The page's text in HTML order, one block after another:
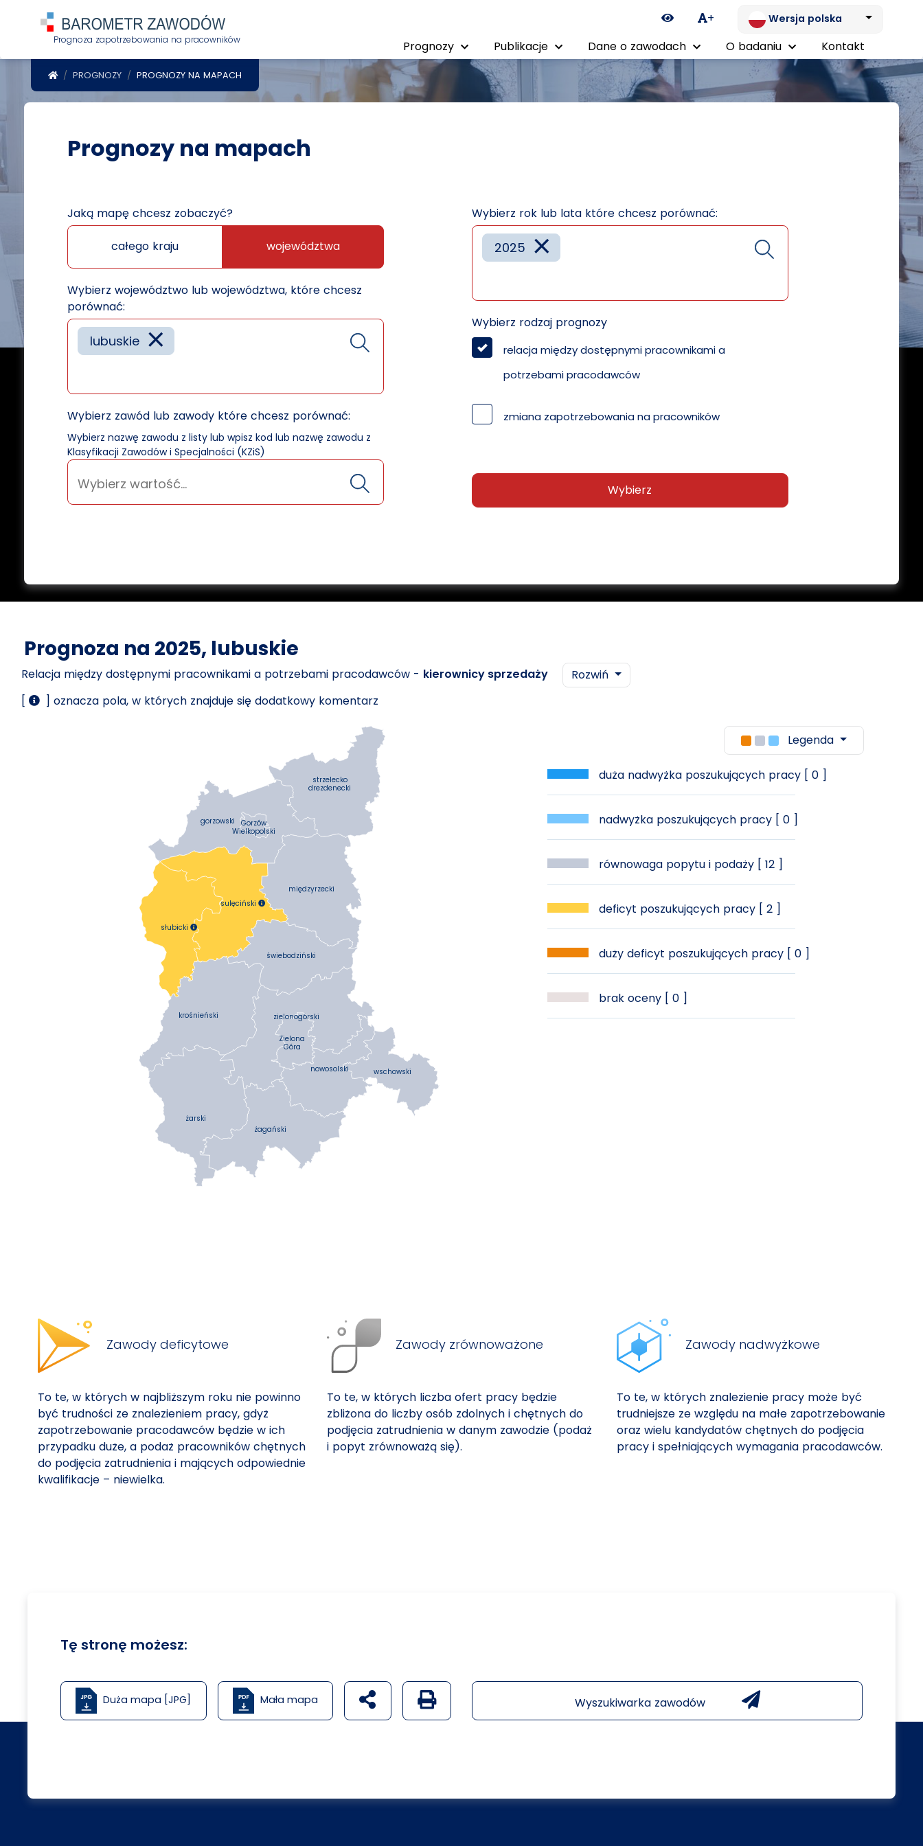
Prognoza zapotrzebowania na pracowników
Ikona zmiany kontrastu
+ Wersja polska
Prognozy Publikacje Dane o zawodach O badaniu Kontakt
POWRÓT DO STRONY GŁÓWNEJ
PROGNOZY PROGNOZY NA MAPACH
Prognozy na mapach
Jaką mapę chcesz zobaczyć?
całego kraju województwa
Wybierz województwo lub województwa, które chcesz
porównać:
×
lubuskie
Wybierz zawód lub zawody które chcesz porównać:
Wybierz nazwę zawodu z listy lub wpisz kod lub nazwę zawodu z
Klasyfikacji Zawodów i Specjalności (KZiS)
Wybierz rok lub lata które chcesz porównać:
×
2025
Wybierz rodzaj prognozy
relacja między dostępnymi pracownikami a
potrzebami pracodawców
zmiana zapotrzebowania na pracowników
Wybierz
Prognoza na 2025, lubuskie
Relacja między dostępnymi pracownikami a potrzebami pracodawców - kierownicy sprzedaży
Rozwiń
[
] oznacza pola, w których znajduje się dodatkowy komentarz
żarski
żagański
nowosolski wschowski
zielonogórski
Zielona
Góra
krośnieński
słubicki 
świebodziński
sulęciński 
międzyrzecki
gorzowski
Gorzów
Wielkopolski
strzelecko
drezdenecki
Legenda
duża nadwyżka poszukujących pracy [ 0 ]
nadwyżka poszukujących pracy [ 0 ]
równowaga popytu i podaży [ 12 ]
deficyt poszukujących pracy [ 2 ]
duży deficyt poszukujących pracy [ 0 ]
brak oceny [ 0 ]
Zawody deficytowe
To te, w których w najbliższym roku nie powinno
być trudności ze znalezieniem pracy, gdyż
zapotrzebowanie pracodawców będzie w ich
przypadku duże, a podaż pracowników chętnych
do podjęcia zatrudnienia i mających odpowiednie
kwalifikacje – niewielka.
Zawody zrównoważone
To te, w których liczba ofert pracy będzie
zbliżona do liczby osób zdolnych i chętnych do
podjęcia zatrudnienia w danym zawodzie (podaż
i popyt zrównoważą się).
Zawody nadwyżkowe
To te, w których znalezienie pracy może być
trudniejsze ze względu na małe zapotrzebowanie
oraz wielu kandydatów chętnych do podjęcia
pracy i spełniających wymagania pracodawców.
Tę stronę możesz:
Duża mapa [JPG] Mała mapa udostępnij na social mediach
Generuj wersję PDF strony Wyszukiwarka zawodów